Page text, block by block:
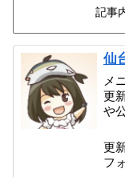
記事
仙
メ
更
や
更
フ